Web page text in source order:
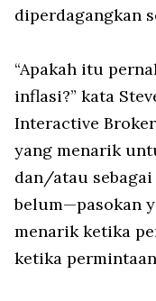
diperdagangkan
“Apakah itu
inflasi?” kata
Interactive
yang menarik
dan/atau
belum—pasokan
menarik ketika
ketika